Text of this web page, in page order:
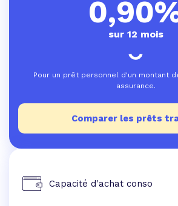
sur 12 mois
Pour un prêt personnel d'un montant
assurance.
Comparer les prêts
Capacité d'achat conso